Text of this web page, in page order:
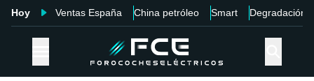
Hoy Ventas España China petróleo Smart Degradación